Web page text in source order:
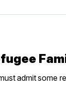
admit some